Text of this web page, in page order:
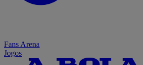
Fans Arena
Jogos